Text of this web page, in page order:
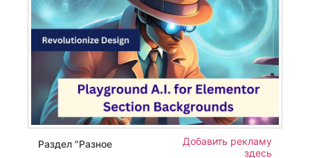
Раздел "Разное
Добавить рекламу
здесь